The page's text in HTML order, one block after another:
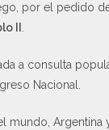
por el pedido
II .
a consulta
Nacional.
mundo,